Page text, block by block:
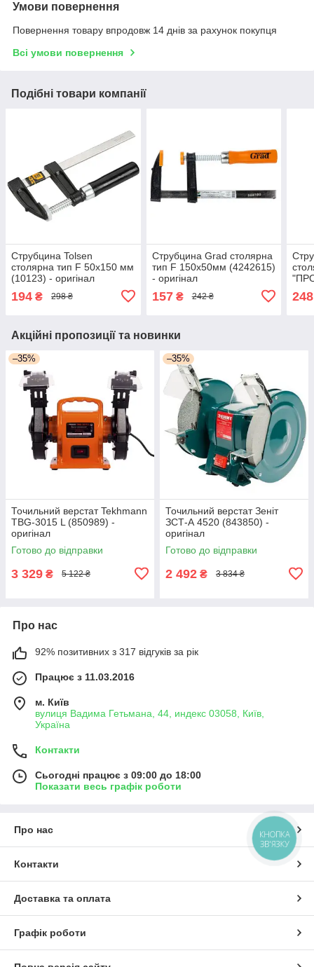
Умови повернення
Повернення товару впродовж 14 днів за рахунок покупця
Всі умови повернення
Подібні товари компанії
Струбцина Tolsen
столярна тип F 50х150 мм
(10123) - оригінал
194 ₴ 298 ₴
Струбцина Grad столярна
тип F 150x50мм (4242615)
- оригінал
157₴ 242 ₴ 248
Акційні пропозиції та новинки
–35%
Точильний верстат Tekhmann
TBG-3015 L (850989) -
оригінал
Готово до відправки
3 329 ₴ 5 122 ₴
–35%
Точильний верстат Зеніт
ЗСТ-А 4520 (843850) -
оригінал
Готово до відправки
2 492 ₴ 3 834 ₴
Про нас
92% позитивних з 317 відгуків за рік
Працює з 11.03.2016
м. Київ
вулиця Вадима Гетьмана, 44, индекс 03058, Київ,
Україна
Контакти
Сьогодні працює з 09:00 до 18:00
Показати весь графік роботи
Про нас
Контакти
Доставка та оплата
Графік роботи
КНОПКА
ЗВ'ЯЗКУ